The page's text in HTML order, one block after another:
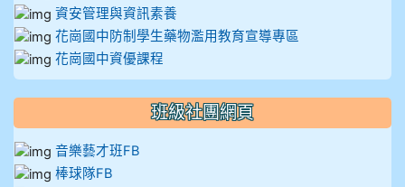
資安管理與資訊素養
花崗國中防制學生藥物濫用教育宣導專區
花崗國中資優課程
班級社團網頁
音樂藝才班FB
棒球隊FB